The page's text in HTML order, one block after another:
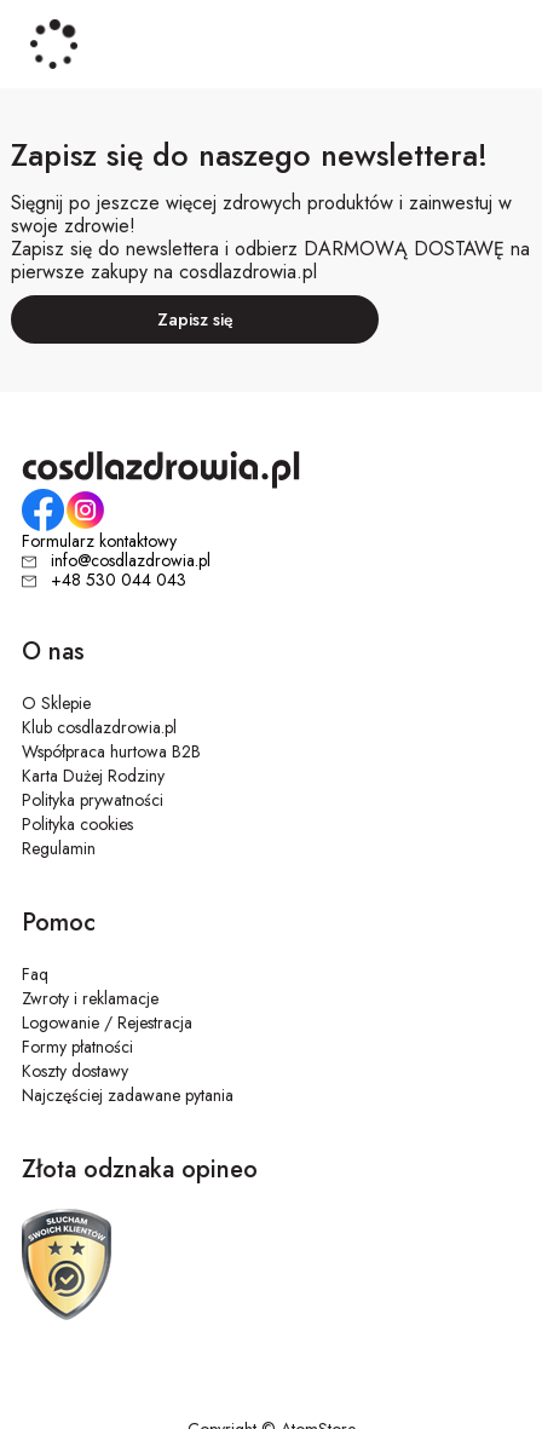
Zapisz się do naszego newslettera!
Sięgnij po jeszcze więcej zdrowych produktów i zainwestuj w
swoje zdrowie!
Zapisz się do newslettera i odbierz DARMOWĄ DOSTAWĘ na
pierwsze zakupy na cosdlazdrowia.pl
Zapisz się
Formularz kontaktowy
info@cosdlazdrowia.pl
+48 530 044 043
O nas
O Sklepie
Klub cosdlazdrowia.pl
Współpraca hurtowa B2B
Karta Dużej Rodziny
Polityka prywatności
Polityka cookies
Regulamin
Pomoc
Faq
Zwroty i reklamacje
Logowanie / Rejestracja
Formy płatności
Koszty dostawy
Najczęściej zadawane pytania
Złota odznaka opineo